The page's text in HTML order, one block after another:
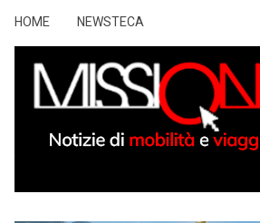
HOME NEWSTECA